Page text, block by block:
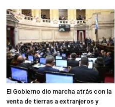
El Gobierno dio marcha atrás con la
venta de tierras a extranjeros y